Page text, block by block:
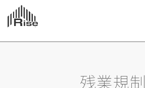
残業規制